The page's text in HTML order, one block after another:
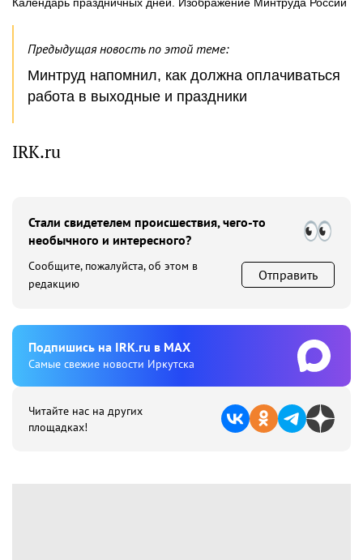
Предыдущая новость по этой теме:
Минтруд напомнил, как должна оплачиваться
работа в выходные и праздники
IRK.ru
Стали свидетелем происшествия, чего-то
необычного и интересного?
Сообщите, пожалуйста, об этом в
редакцию
Отправить
Подпишиcь на IRK.ru в MAX
Cамые свежие новости Иркутска
Читайте нас на других
площадках!